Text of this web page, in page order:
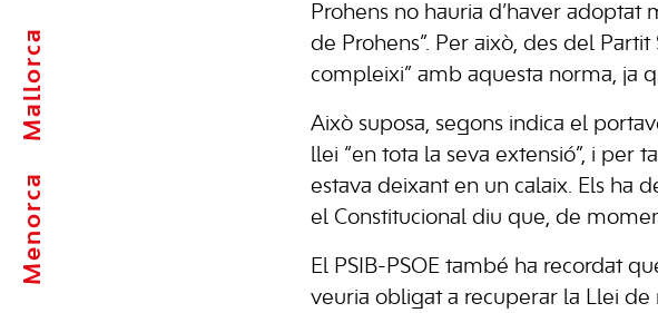
Menorca
Mallorca
Prohens no hauria d’haver adoptat
de Prohens”. Per això, des del
compleixi” amb aquesta norma, ja
Això suposa, segons indica el
llei “en tota la seva extensió”, i per
estava deixant en un calaix. Els ha
el Constitucional diu que, de
El PSIB-PSOE també ha recordat
veuria obligat a recuperar la Llei